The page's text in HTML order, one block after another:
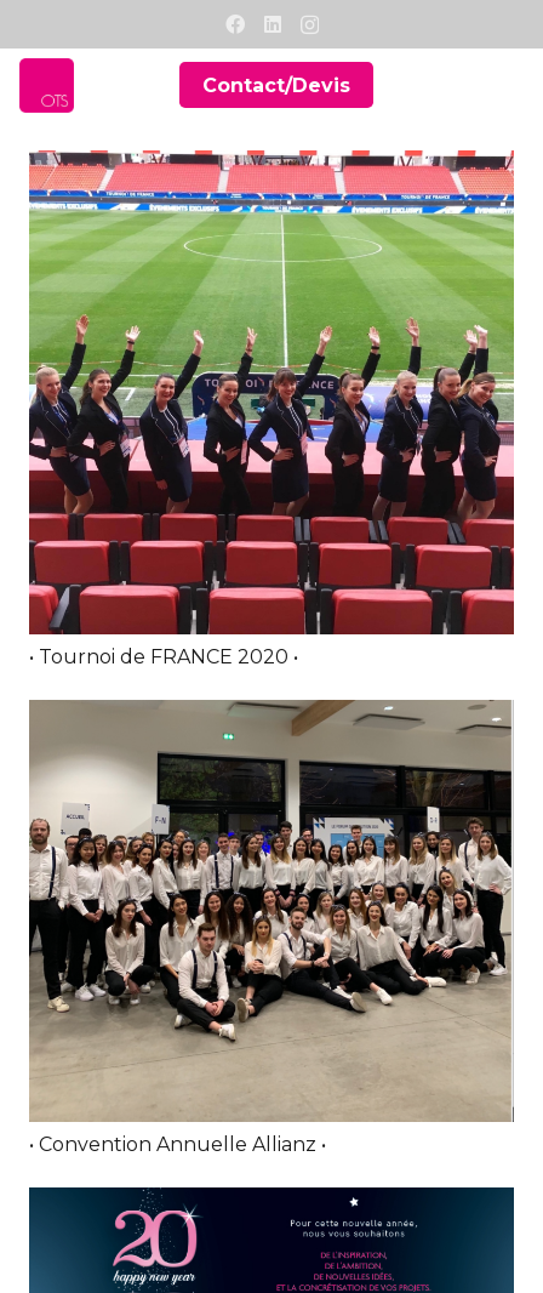
Contact/Devis
• Tournoi de FRANCE 2020 •
• Convention Annuelle Allianz •